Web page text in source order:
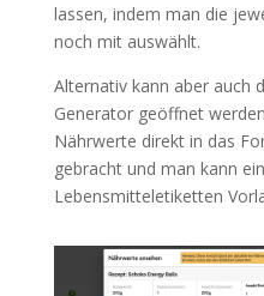
lassen, indem man die
noch mit auswählt.
Alternativ kann aber auch
Generator geöffnet
Nährwerte direkt in das
gebracht und man kann
Lebensmitteletiketten